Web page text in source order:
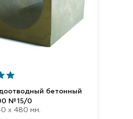
бетонный
№15/0
x 480 мм.